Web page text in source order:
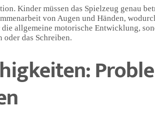
Kinder müssen das Spielzeug genau
von Augen und Händen,
allgemeine motorische Entwicklung,
das Schreiben.